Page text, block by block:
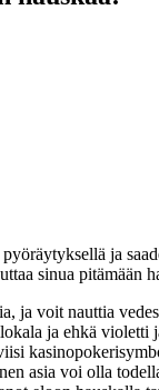
ja
sinua pitämään
voit nauttia
ja ehkä violetti
asia voi olla